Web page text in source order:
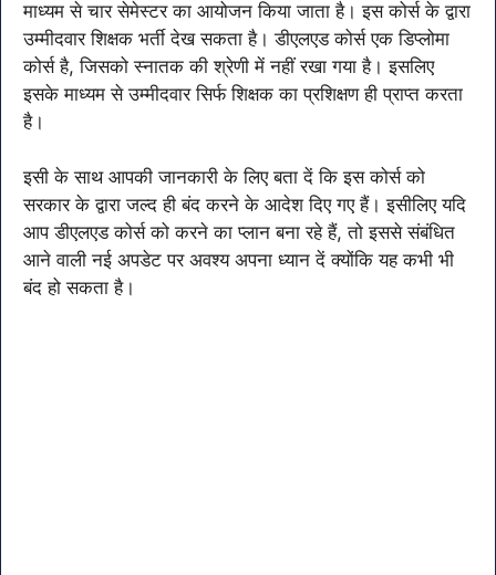
माध्यम से चार सेमेस्टर का आयोजन किया जाता है। इस कोर्स के द्वारा
उम्मीदवार शिक्षक भर्ती देख सकता है। डीएलएड कोर्स एक डिप्लोमा
कोर्स है, जिसको स्नातक की श्रेणी में नहीं रखा गया है। इसलिए
इसके माध्यम से उम्मीदवार सिर्फ शिक्षक का प्रशिक्षण ही प्राप्त करता
है।
इसी के साथ आपकी जानकारी के लिए बता दें कि इस कोर्स को
सरकार के द्वारा जल्द ही बंद करने के आदेश दिए गए हैं। इसीलिए यदि
आप डीएलएड कोर्स को करने का प्लान बना रहे हैं, तो इससे संबंधित
आने वाली नई अपडेट पर अवश्य अपना ध्यान दें क्योंकि यह कभी भी
बंद हो सकता है।